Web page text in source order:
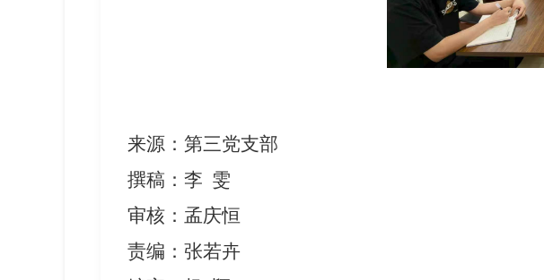
来源 ： 第三党支部
撰稿：李 雯
审核：孟庆恒
责编：张若卉